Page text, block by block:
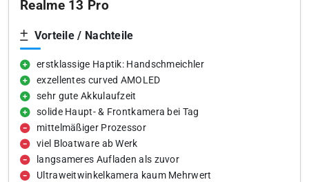
Realme 13 Pro
Vorteile / Nachteile
erstklassige Haptik: Handschmeichler
exzellentes curved AMOLED
sehr gute Akkulaufzeit
solide Haupt- & Frontkamera bei Tag
mittelmäßiger Prozessor
viel Bloatware ab Werk
langsameres Aufladen als zuvor
Ultraweitwinkelkamera kaum Mehrwert